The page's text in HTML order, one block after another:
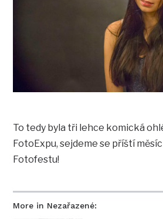
More in Nezařazené:
To tedy byla tři lehce komická
FotoExpu, sejdeme se příští
Fotofestu!